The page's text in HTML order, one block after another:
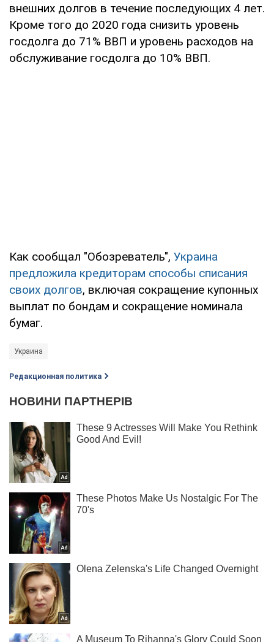
внешних долгов в течение последующих 4 лет.
Кроме того до 2020 года снизить уровень
госдолга до 71% ВВП и уровень расходов на
обслуживание госдолга до 10% ВВП.
Как сообщал "Обозреватель", Украина
предложила кредиторам способы списания
своих долгов, включая сокращение купонных
выплат по бондам и сокращение номинала
бумаг.
Украина
Редакционная политика